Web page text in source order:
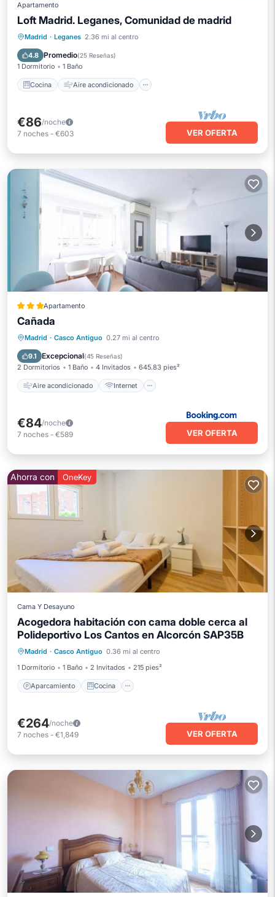
Apartamento
Loft Madrid. Leganes, Comunidad de madrid
Madrid · Leganes 2.36 mi al centro
4.8 Promedio(25 Reseñas)
1 Dormitorio 1 Baño
Cocina Aire acondicionado
Cocina
Aire acondicionado
Apto para niños
€86/noche
7 noches - €603 VER OFERTA
Apartamento
Cañada
Madrid · Casco Antiguo 0.27 mi al centro
9.1 Excepcional(45 Reseñas)
2 Dormitorios 1 Baño 4 Invitados 645.83 pies²
Aire acondicionado Internet
Aire acondicionado
Internet
Apto para niños
€84/noche
7 noches - €589 VER OFERTA
Ahorra con OneKey
Cama Y Desayuno
Acogedora habitación con cama doble cerca al
Polideportivo Los Cantos en Alcorcón SAP35B
Madrid · Casco Antiguo 0.36 mi al centro
1 Dormitorio
1 Baño 2 Invitados 215 pies²
Aparcamiento Cocina
Aparcamiento Cocina
Internet
Apto para niños
€264/noche
7 noches - €1,849 VER OFERTA